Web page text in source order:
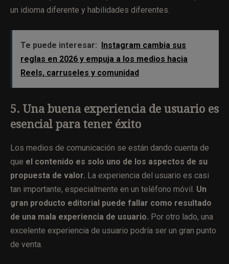
un idioma diferente y habilidades diferentes.
Te puede interesar: Instagram cambia sus
reglas en 2026 y empuja a los medios hacia
Reels, carruseles y comunidad
5. Una buena experiencia de usuario es
esencial para tener éxito
Los medios de comunicación se están dando cuenta de
que el contenido es solo uno de los aspectos de su
propuesta de valor. La experiencia del usuario es casi
tan importante, especialmente en un teléfono móvil. Un
gran producto editorial puede fallar como resultado
de una mala experiencia de usuario. Por otro lado, una
excelente experiencia de usuario podría ser un gran punto
de venta.